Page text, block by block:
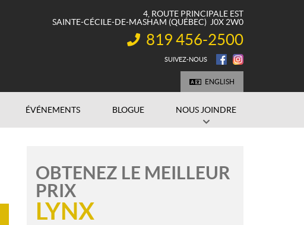
4, ROUTE PRINCIPALE EST
SAINTE-CÉCILE-DE-MASHAM (QUÉBEC) J0X 2W0
INFORMATION :
819 456-2500
SUIVEZ-NOUS
ENGLISH
ÉVÉNEMENTS BLOGUE NOUS JOINDRE
OBTENEZ LE MEILLEUR
PRIX
LYNX